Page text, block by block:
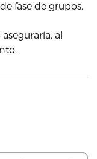
fase de grupos.
al